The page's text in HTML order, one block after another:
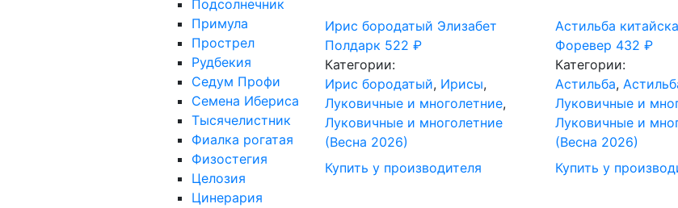
Подсолнечник
Примула
Прострел
Рудбекия
Седум Профи
Семена Ибериса
Тысячелистник
Фиалка рогатая
Физостегия
Целозия
Цинерария
Ирис бородатый Элизабет
Полдарк 522 ₽
Категории:
Ирис бородатый, Ирисы,
Луковичные и многолетние,
Луковичные и многолетние
(Весна 2026)
Купить у производителя
Астильба
Форевер 432₽
Категории:
Астильба,
Луковичные и
Луковичные и
(Весна 2026)
Купить у